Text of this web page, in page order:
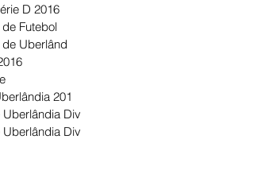
D 2016
Futebol
Uberlând
201
Div
Div